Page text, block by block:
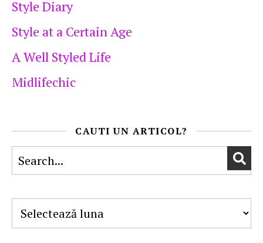
Style Diary
Style at a Certain Age
A Well Styled Life
Midlifechic
CAUTI UN ARTICOL?